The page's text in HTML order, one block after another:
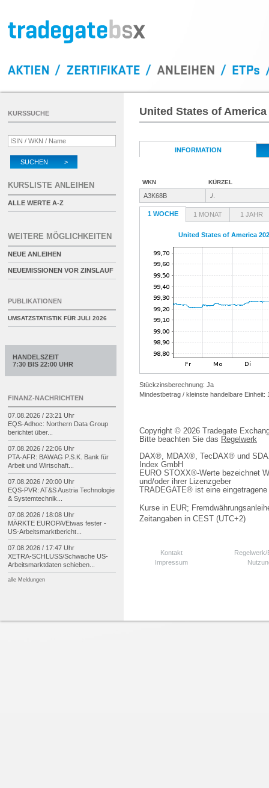
United States of America
INFORMATION
WKN KÜRZEL
A3K68B ./.
1 WOCHE 1 MONAT 1 JAHR
United States of America
Stückzinsberechnung: Ja
Mindestbetrag / kleinste handelbare Einheit:
Copyright © 2026 Tradegate
Bitte beachten Sie das Regelwerk
DAX®, MDAX®, TecDAX® und
Index GmbH
EURO STOXX®-Werte bezeichnet
und/oder ihrer Lizenzgeber
TRADEGATE® ist eine
Kurse in EUR;
Zeitangaben in CEST (UTC+2)
Kontakt
Impressum
KURSSUCHE
SUCHEN >
KURSLISTE ANLEIHEN
ALLE WERTE A-Z
WEITERE MÖGLICHKEITEN
NEUE ANLEIHEN
NEUEMISSIONEN VOR ZINSLAUF
PUBLIKATIONEN
UMSATZSTATISTIK FÜR JULI 2026
HANDELSZEIT
7:30 BIS 22:00 UHR
FINANZ-NACHRICHTEN
07.08.2026 / 23:21 Uhr
EQS-Adhoc: Northern Data Group
berichtet über...
07.08.2026 / 22:06 Uhr
PTA-AFR: BAWAG P.S.K. Bank für
Arbeit und Wirtschaft...
07.08.2026 / 20:00 Uhr
EQS-PVR: AT&S Austria Technologie
& Systemtechnik...
07.08.2026 / 18:08 Uhr
MÄRKTE EUROPA/Etwas fester -
US-Arbeitsmarktbericht...
07.08.2026 / 17:47 Uhr
XETRA-SCHLUSS/Schwache US-
Arbeitsmarktdaten schieben...
alle Meldungen